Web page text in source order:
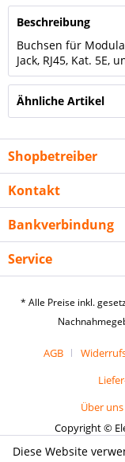
Beschreibung
Buchsen für
Jack, RJ45, Kat. 5E,
Ähnliche Artikel
Shopbetreiber
Kontakt
Bankverbindung
Service
* Alle Preise inkl.
AGB
Über uns
Copyright ©
Diese Website